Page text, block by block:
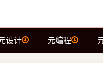
设计 元编程